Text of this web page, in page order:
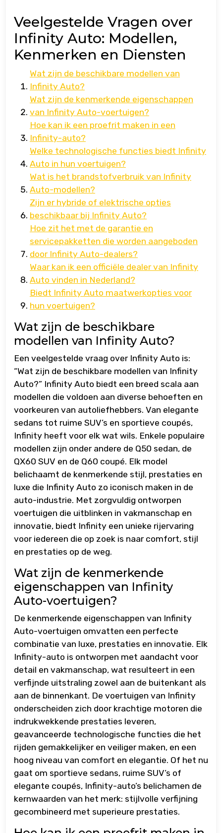
Veelgestelde Vragen over
Infinity Auto: Modellen,
Kenmerken en Diensten
Wat zijn de beschikbare modellen van
Infinity Auto?
Wat zijn de kenmerkende eigenschappen
van Infinity Auto-voertuigen?
Hoe kan ik een proefrit maken in een
Infinity-auto?
Welke technologische functies biedt Infinity
Auto in hun voertuigen?
Wat is het brandstofverbruik van Infinity
Auto-modellen?
Zijn er hybride of elektrische opties
beschikbaar bij Infinity Auto?
Hoe zit het met de garantie en
servicepakketten die worden aangeboden
door Infinity Auto-dealers?
Waar kan ik een officiële dealer van Infinity
Auto vinden in Nederland?
Biedt Infinity Auto maatwerkopties voor
hun voertuigen?
Wat zijn de beschikbare
modellen van Infinity Auto?
Een veelgestelde vraag over Infinity Auto is:
“Wat zijn de beschikbare modellen van Infinity
Auto?” Infinity Auto biedt een breed scala aan
modellen die voldoen aan diverse behoeften en
voorkeuren van autoliefhebbers. Van elegante
sedans tot ruime SUV’s en sportieve coupés,
Infinity heeft voor elk wat wils. Enkele populaire
modellen zijn onder andere de Q50 sedan, de
QX60 SUV en de Q60 coupé. Elk model
belichaamt de kenmerkende stijl, prestaties en
luxe die Infinity Auto zo iconisch maken in de
auto-industrie. Met zorgvuldig ontworpen
voertuigen die uitblinken in vakmanschap en
innovatie, biedt Infinity een unieke rijervaring
voor iedereen die op zoek is naar comfort, stijl
en prestaties op de weg.
Wat zijn de kenmerkende
eigenschappen van Infinity
Auto-voertuigen?
De kenmerkende eigenschappen van Infinity
Auto-voertuigen omvatten een perfecte
combinatie van luxe, prestaties en innovatie. Elk
Infinity-auto is ontworpen met aandacht voor
detail en vakmanschap, wat resulteert in een
verfijnde uitstraling zowel aan de buitenkant als
aan de binnenkant. De voertuigen van Infinity
onderscheiden zich door krachtige motoren die
indrukwekkende prestaties leveren,
geavanceerde technologische functies die het
rijden gemakkelijker en veiliger maken, en een
hoog niveau van comfort en elegantie. Of het nu
gaat om sportieve sedans, ruime SUV’s of
elegante coupés, Infinity-auto’s belichamen de
kernwaarden van het merk: stijlvolle verfijning
gecombineerd met superieure prestaties.